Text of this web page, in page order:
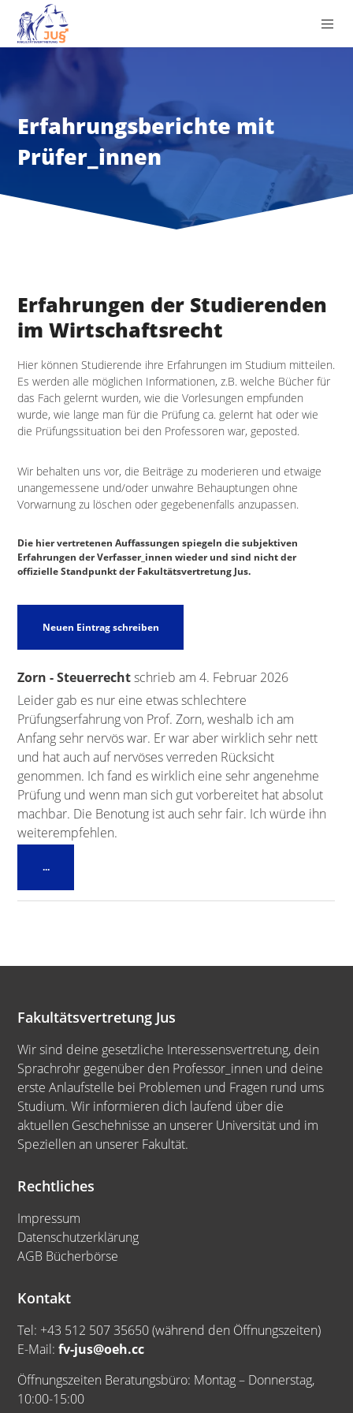
Erfahrungsberichte mit
Prüfer_innen
Erfahrungen der Studierenden
im Wirtschaftsrecht
Hier können Studierende ihre Erfahrungen im Studium mitteilen.
Es werden alle möglichen Informationen, z.B. welche Bücher für
das Fach gelernt wurden, wie die Vorlesungen empfunden
wurde, wie lange man für die Prüfung ca. gelernt hat oder wie
die Prüfungssituation bei den Professoren war, geposted.
Wir behalten uns vor, die Beiträge zu moderieren und etwaige
unangemessene und/oder unwahre Behauptungen ohne
Vorwarnung zu löschen oder gegebenenfalls anzupassen.
Die hier vertretenen Auffassungen spiegeln die subjektiven
Erfahrungen der Verfasser_innen wieder und sind nicht der
offizielle Standpunkt der Fakultätsvertretung Jus.
Zorn - Steuerrechtschrieb am 4. Februar 2026
Leider gab es nur eine etwas schlechtere
Prüfungserfahrung von Prof. Zorn, weshalb ich am
Anfang sehr nervös war. Er war aber wirklich sehr nett
und hat auch auf nervöses verreden Rücksicht
genommen. Ich fand es wirklich eine sehr angenehme
Prüfung und wenn man sich gut vorbereitet hat absolut
machbar. Die Benotung ist auch sehr fair. Ich würde ihn
weiterempfehlen.
...Diese
ein-/ausblenden.
Fakultätsvertretung Jus
Wir sind deine gesetzliche Interessensvertretung, dein
Sprachrohr gegenüber den Professor_innen und deine
erste Anlaufstelle bei Problemen und Fragen rund ums
Studium. Wir informieren dich laufend über die
aktuellen Geschehnisse an unserer Universität und im
Speziellen an unserer Fakultät.
Rechtliches
Impressum
Datenschutzerklärung
AGB Bücherbörse
Kontakt
Tel: +43 512 507 35650 (während den Öffnungszeiten)
E-Mail:fv-jus@oeh.cc
Öffnungszeiten Beratungsbüro: Montag – Donnerstag,
10:00-15:00